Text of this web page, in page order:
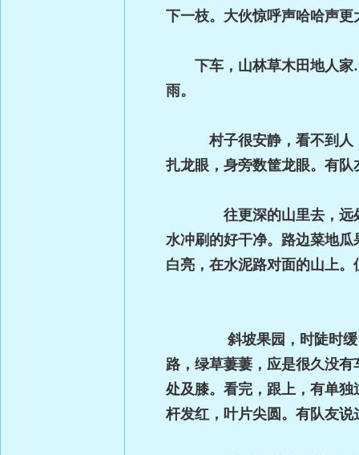
下一枝。大伙惊呼声哈哈声更
下车，山林草木田地人家
雨。
村子很安静，看不到人，
扎龙眼，身旁数筐龙眼。有
往更深的山里去，远处山
水冲刷的好干净。路边菜地
白亮，在水泥路对面的山上。
斜坡果园，时陡时缓，没
路，绿草萋萋，应是很久没
处及膝。看完，跟上，有单
杆发红，叶片尖圆。有队友